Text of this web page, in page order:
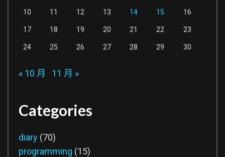
10 11 12 13 14 15 16
17 18 19 20 21 22 23
24 25 26 27 28 29 30
« 10 月 11 月 »
Categories
diary (70)
programming (15)